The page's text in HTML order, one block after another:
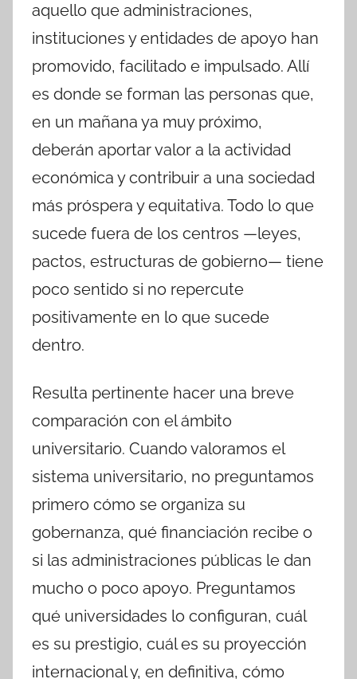
aquello que administraciones,
instituciones y entidades de apoyo han
promovido, facilitado e impulsado. Allí
es donde se forman las personas que,
en un mañana ya muy próximo,
deberán aportar valor a la actividad
económica y contribuir a una sociedad
más próspera y equitativa. Todo lo que
sucede fuera de los centros —leyes,
pactos, estructuras de gobierno— tiene
poco sentido si no repercute
positivamente en lo que sucede
dentro.
Resulta pertinente hacer una breve
comparación con el ámbito
universitario. Cuando valoramos el
sistema universitario, no preguntamos
primero cómo se organiza su
gobernanza, qué financiación recibe o
si las administraciones públicas le dan
mucho o poco apoyo. Preguntamos
qué universidades lo configuran, cuál
es su prestigio, cuál es su proyección
internacional y, en definitiva, cómo